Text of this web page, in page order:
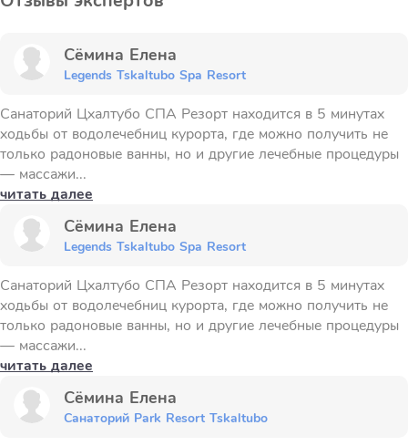
Сёмина Елена
Legends Tskaltubo Spa Resort
Санаторий Цхалтубо СПА Резорт находится в 5 минутах
ходьбы от водолечебниц курорта, где можно получить не
только радоновые ванны, но и другие лечебные процедуры
— массажи...
читать далее
Сёмина Елена
Legends Tskaltubo Spa Resort
Санаторий Цхалтубо СПА Резорт находится в 5 минутах
ходьбы от водолечебниц курорта, где можно получить не
только радоновые ванны, но и другие лечебные процедуры
— массажи...
читать далее
Сёмина Елена
Санаторий Park Resort Tskaltubo